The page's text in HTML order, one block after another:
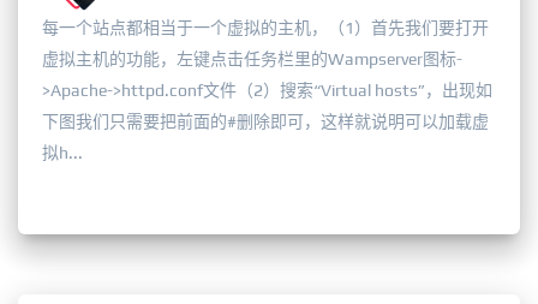
每一个站点都相当于一个虚拟的主机，（1）首先我们要打开
虚拟主机的功能，左键点击任务栏里的Wampserver图标-
>Apache->httpd.conf文件（2）搜索“Virtual hosts”，出现如
下图我们只需要把前面的#删除即可，这样就说明可以加载虚
拟h...